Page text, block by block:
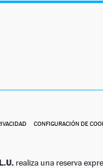
CONFIGURACIÓN DE
realiza una reserva